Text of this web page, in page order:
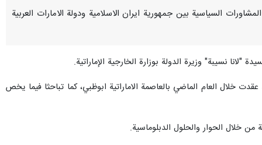
السياسية بين جمهورية ايران الاسلامية ودولة الامارات العربية
نسيبة" وزيرة الدولة بوزارة الخارجية الإماراتية.
خلال العام الماضي بالعاصمة الاماراتية ابوظبي، كما تباحثا فيما يخص
من خلال الحوار والحلول الدبلوماسية.